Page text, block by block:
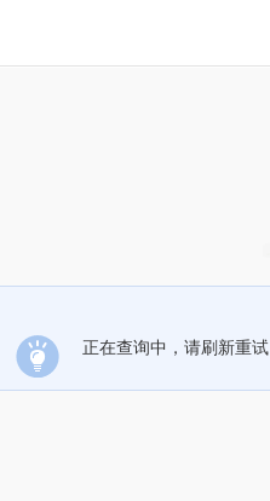
正在查询中，请刷新重试